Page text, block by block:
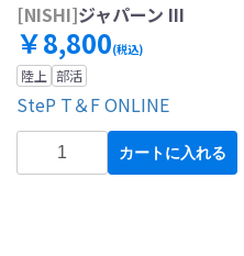
[NISHI]ジャパーン III
￥8,800(税込)
陸上 部活
SteP T＆F ONLINE
カートに入れる